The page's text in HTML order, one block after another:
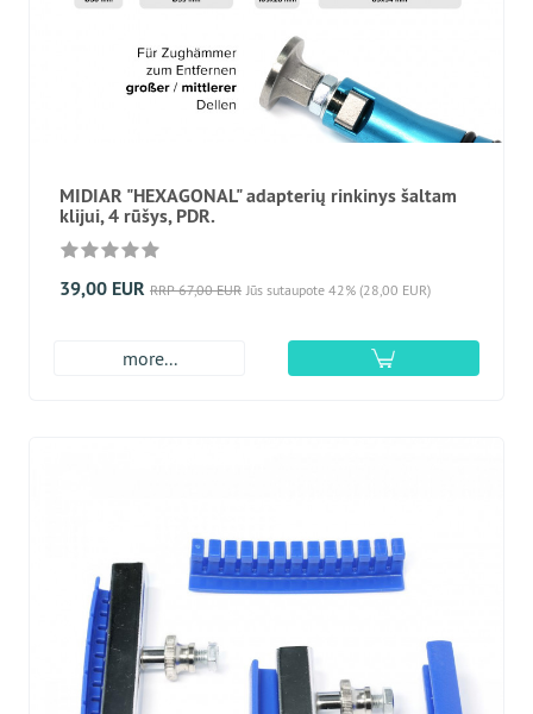
MIDIAR "HEXAGONAL" adapterių rinkinys šaltam
klijui, 4 rūšys, PDR.
39,00 EUR RRP 67,00 EUR Jūs sutaupote 42% (28,00 EUR)
more...